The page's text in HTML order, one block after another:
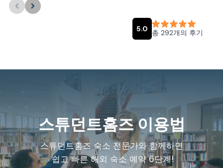
스튜던트홈즈 이용법
스튜던트홈즈 숙소 전문가와 함께하면
쉽고 빠른 해외 숙소 예약 6단계!